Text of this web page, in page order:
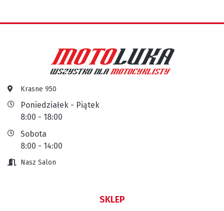
Krasne 950
Poniedziałek - Piątek
8:00 - 18:00
Sobota
8:00 - 14:00
Nasz Salon
SKLEP